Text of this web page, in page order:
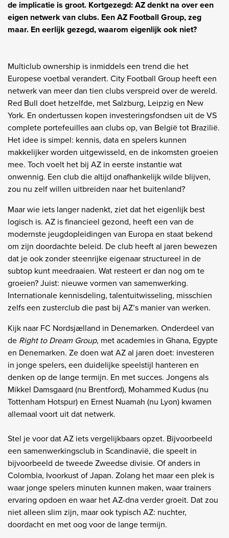
de implicatie is groot. Kortgezegd: AZ denkt na over een
eigen netwerk van clubs. Een AZ Football Group, zeg
maar. En eerlijk gezegd, waarom eigenlijk ook niet?
Multiclub ownership is inmiddels een trend die het
Europese voetbal verandert. City Football Group heeft een
netwerk van meer dan tien clubs verspreid over de wereld.
Red Bull doet hetzelfde, met Salzburg, Leipzig en New
York. En ondertussen kopen investeringsfondsen uit de VS
complete portefeuilles aan clubs op, van België tot Brazilië.
Het idee is simpel: kennis, data en spelers kunnen
makkelijker worden uitgewisseld, en de inkomsten groeien
mee. Toch voelt het bij AZ in eerste instantie wat
onwennig. Een club die altijd onafhankelijk wilde blijven,
zou nu zelf willen uitbreiden naar het buitenland?
Maar wie iets langer nadenkt, ziet dat het eigenlijk best
logisch is. AZ is financieel gezond, heeft een van de
modernste jeugdopleidingen van Europa en staat bekend
om zijn doordachte beleid. De club heeft al jaren bewezen
dat je ook zonder steenrijke eigenaar structureel in de
subtop kunt meedraaien. Wat resteert er dan nog om te
groeien? Juist: nieuwe vormen van samenwerking.
Internationale kennisdeling, talentuitwisseling, misschien
zelfs een zusterclub die past bij AZ’s manier van werken.
Kijk naar FC Nordsjælland in Denemarken. Onderdeel van
de Right to Dream Group, met academies in Ghana, Egypte
en Denemarken. Ze doen wat AZ al jaren doet: investeren
in jonge spelers, een duidelijke speelstijl hanteren en
denken op de lange termijn. En met succes. Jongens als
Mikkel Damsgaard (nu Brentford), Mohammed Kudus (nu
Tottenham Hotspur) en Ernest Nuamah (nu Lyon) kwamen
allemaal voort uit dat netwerk.
Stel je voor dat AZ iets vergelijkbaars opzet. Bijvoorbeeld
een samenwerkingsclub in Scandinavië, die speelt in
bijvoorbeeld de tweede Zweedse divisie. Of anders in
Colombia, Ivoorkust of Japan. Zolang het maar een plek is
waar jonge spelers minuten kunnen maken, waar trainers
ervaring opdoen en waar het AZ-dna verder groeit. Dat zou
niet alleen slim zijn, maar ook typisch AZ: nuchter,
doordacht en met oog voor de lange termijn.